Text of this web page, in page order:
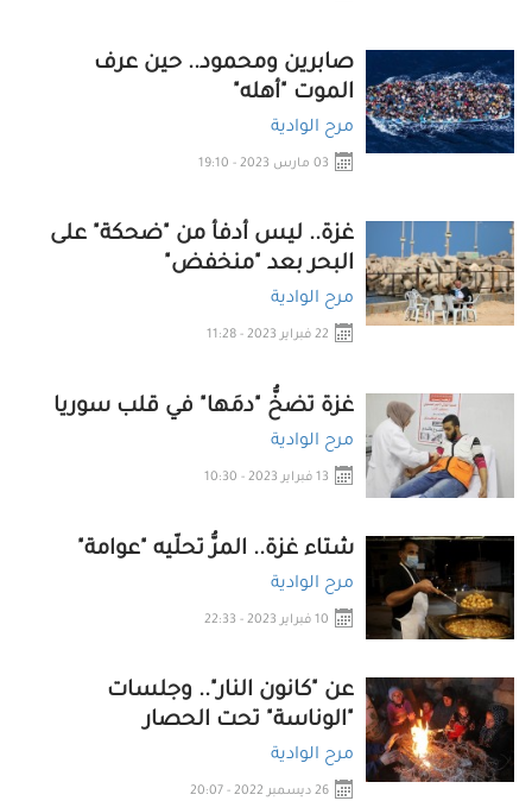
صابرين ومحمود.. حين عرف
الموت "أهله"
مرح الوادية
03 مارس 2023 - 19:10
غزة.. ليس أدفأ من "ضحكة" على
البحر بعد "منخفض"
مرح الوادية
22 فبراير 2023 - 11:28
غزة تضخُّ "دمَها" في قلب سوريا
مرح الوادية
13 فبراير 2023 - 10:30
شتاء غزة.. المرُّ تحلّيه "عوامة"
مرح الوادية
10 فبراير 2023 - 22:33
عن "كانون النار".. وجلسات
"الوناسة" تحت الحصار
مرح الوادية
26 ديسمبر 2022 - 20:07